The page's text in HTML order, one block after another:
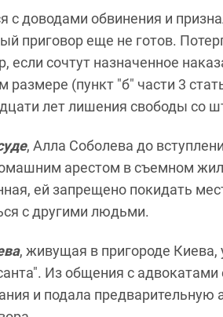
с доводами обвинения и
приговор еще не готов.
если сочтут назначенное
размере (пункт "б" части 3
лет лишения свободы со
, Алла Соболева до
арестом в съемном
ей запрещено покидать
с другими людьми.
, живущая в пригороде Киева,
Из общения с адвокатами
и подала